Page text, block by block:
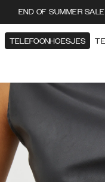
END OF SUMMER
TELEFOONHOESJES